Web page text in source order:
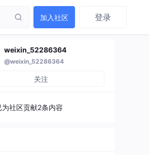
加入社区 登录
weixin_52286364
@weixin_52286364
关注
为社区贡献2条内容